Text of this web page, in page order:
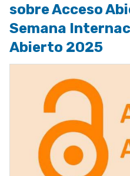
sobre Acceso
Semana
Abierto 2025